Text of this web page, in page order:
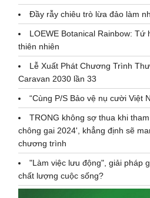
Đầy rẫy chiêu trò lừa đảo làm
LOEWE Botanical Rainbow:
thiên nhiên
Lễ Xuất Phát Chương Trình
Caravan 2030 lần 33
“Cùng P/S Bảo vệ nụ cười Việt
TRONG không sợ thua khi
chông gai 2024', khẳng định sẽ
chương trình
"Làm việc lưu động", giải pháp
chất lượng cuộc sống?